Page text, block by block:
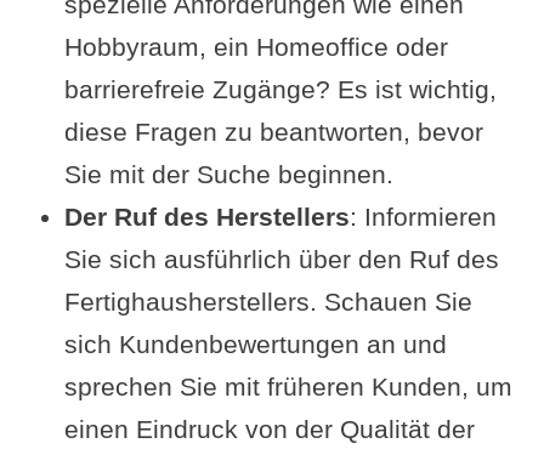
Forenbeiträge zum Fertighaus
Artikel zum Fertighaus
Video zur Entstehung des
Fertighauses
Hobbyraum, ein Homeoffice oder
barrierefreie Zugänge? Es ist wichtig,
diese Fragen zu beantworten, bevor
Sie mit der Suche beginnen.
Der Ruf des Herstellers: Informieren
Sie sich ausführlich über den Ruf des
Fertighausherstellers. Schauen Sie
sich Kundenbewertungen an und
sprechen Sie mit früheren Kunden, um
einen Eindruck von der Qualität der